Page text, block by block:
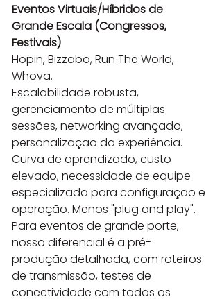
Eventos Virtuais/Híbridos de
Grande Escala (Congressos,
Festivais)
Hopin, Bizzabo, Run The World,
Whova.
Escalabilidade robusta,
gerenciamento de múltiplas
sessões, networking avançado,
personalização da experiência.
Curva de aprendizado, custo
elevado, necessidade de equipe
especializada para configuração e
operação. Menos "plug and play".
Para eventos de grande porte,
nosso diferencial é a pré-
produção detalhada, com roteiros
de transmissão, testes de
conectividade com todos os